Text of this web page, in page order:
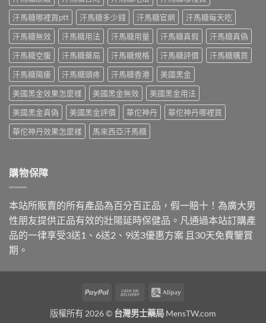
種
口
味〉
中
中
分
析
成
分
功
效
與
正
確
吃
法〉
中
汗馬糖哪裡買ptt
汗馬糖多少錢 汗馬糖官網
汗馬糖每天吃
汗馬糖無效
汗馬糖用法 汗馬糖用量 汗馬糖真假
汗馬糖真偽
汗馬糖空腹
汗馬糖藥局 汗馬糖規格 汗馬糖評價
汗馬糖購買
汗馬糖陽痿
汗馬糖頭疼 汗馬糖香港
美國黑金
美國黑金效果怎麼樣
美國黑金無效
美國黑金用法
美國黑金真偽
美國黑金評價 華佗神丹
華佗神丹哪裡買
華佗神丹效果怎麼樣
馬來西亞汗馬糖
購物保障
本站所販賣的所有產品為百分百正品，假一賠十！為廣大男
性朋友提供正品有效的壯陽延時保健品。凡通過本站訂購產
品的一律享受3送1、6送2、9送3優惠方案 且30天免費鑒賞
期。
PayPal
Cash
Delivery
Alipay
版權所有 2026 © 台灣男士藥局 MensTW.com